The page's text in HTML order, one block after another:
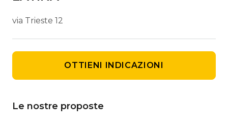
via Trieste 12
OTTIENI INDICAZIONI
Le nostre proposte